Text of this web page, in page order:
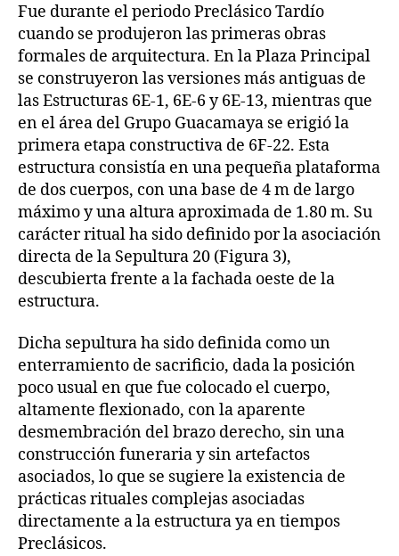
Fue durante el periodo Preclásico Tardío
cuando se produjeron las primeras obras
formales de arquitectura. En la Plaza Principal
se construyeron las versiones más antiguas de
las Estructuras 6E-1, 6E-6 y 6E-13, mientras que
en el área del Grupo Guacamaya se erigió la
primera etapa constructiva de 6F-22. Esta
estructura consistía en una pequeña plataforma
de dos cuerpos, con una base de 4 m de largo
máximo y una altura aproximada de 1.80 m. Su
carácter ritual ha sido definido por la asociación
directa de la Sepultura 20 (Figura 3),
descubierta frente a la fachada oeste de la
estructura.
Dicha sepultura ha sido definida como un
enterramiento de sacrificio, dada la posición
poco usual en que fue colocado el cuerpo,
altamente flexionado, con la aparente
desmembración del brazo derecho, sin una
construcción funeraria y sin artefactos
asociados, lo que se sugiere la existencia de
prácticas rituales complejas asociadas
directamente a la estructura ya en tiempos
Preclásicos.